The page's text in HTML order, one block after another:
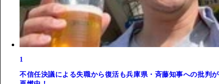
1
不信任決議による失職から復活も兵庫県・斉藤知事への批判が